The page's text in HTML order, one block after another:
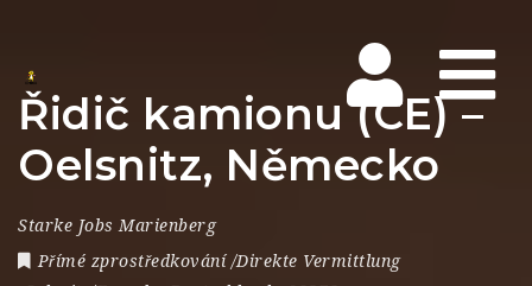
Řidič kamionu (CE) –
Oelsnitz, Německo
Starke Jobs Marienberg
Přímé zprostředkování /Direkte Vermittlung